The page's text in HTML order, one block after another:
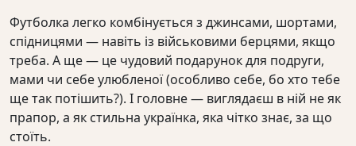
Футболка легко комбінується з джинсами, шортами,
спідницями — навіть із військовими берцями, якщо
треба. А ще — це чудовий подарунок для подруги,
мами чи себе улюбленої (особливо себе, бо хто тебе
ще так потішить?). І головне — виглядаєш в ній не як
прапор, а як стильна українка, яка чітко знає, за що
стоїть.